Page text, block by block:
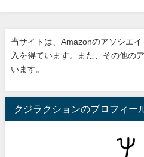
当サイトは、Amazonのアソシエ
入を得ています。また、その他の
います。
クジラクションのプロフィー